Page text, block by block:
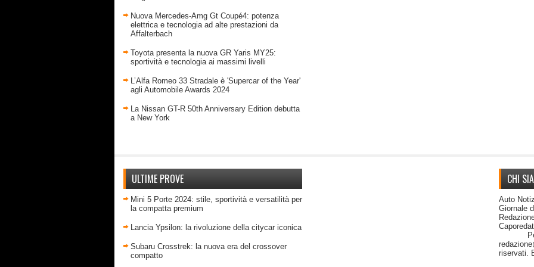
Nuova Mercedes-Amg Gt Coupé4: potenza
elettrica e tecnologia ad alte prestazioni da
Affalterbach
Toyota presenta la nuova GR Yaris MY25:
sportività e tecnologia ai massimi livelli
L’Alfa Romeo 33 Stradale è 'Supercar of the Year'
agli Automobile Awards 2024
La Nissan GT-R 50th Anniversary Edition debutta
a New York
ULTIME PROVE
Mini 5 Porte 2024: stile, sportività e versatilità per
la compatta premium
Lancia Ypsilon: la rivoluzione della citycar iconica
Subaru Crosstrek: la nuova era del crossover
compatto
CHI
Auto
Per
riservati.